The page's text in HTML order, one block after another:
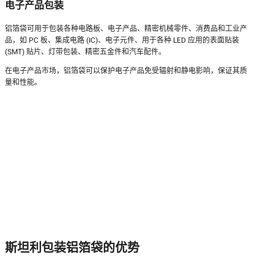
电子产品包装
铝箔袋可用于包装各种电路板、电子产品、精密机械零件、消费品和工业产
品，如 PC 板、集成电路 (IC)、电子元件、用于各种 LED 应用的表面贴装
(SMT) 贴片、灯带包装、精密五金件和汽车配件。
在电子产品市场，铝箔袋可以保护电子产品免受辐射和静电影响，保证其质
量和性能。
斯坦利包装铝箔袋的优势